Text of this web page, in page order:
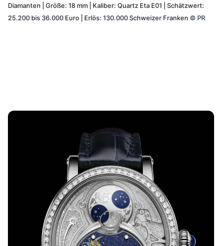
Diamanten | Größe: 18 mm | Kaliber: Quartz Eta E01 | Schätzwert:
25.200 bis 36.000 Euro | Erlös: 130.000 Schweizer Franken © PR